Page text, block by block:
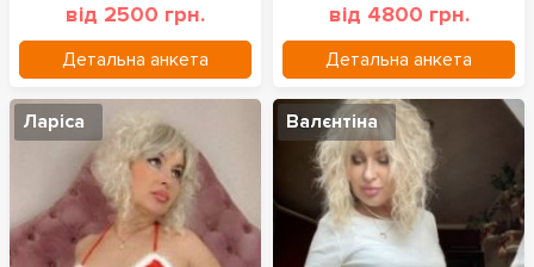
від 2500 грн.
Детальна анкета
від 4800 грн.
Детальна анкета
Ларіса Валєнтіна